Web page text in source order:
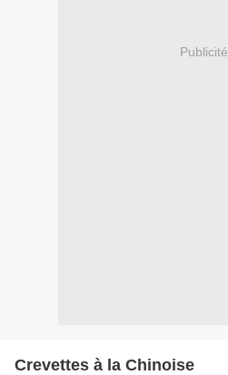
Publicité
Crevettes à la Chinoise